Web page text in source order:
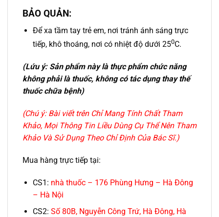
BẢO QUẢN:
Để xa tầm tay trẻ em, nơi tránh ánh sáng trực
tiếp, khô thoáng, nơi có nhiệt độ dưới 250C.​
(Lứu ý: Sản phẩm này là thực phẩm chức năng
không phải là thuốc, không có tác dụng thay thế
thuốc chữa bệnh)
(Chú ý: Bài viết trên Chỉ Mang Tính Chất Tham
Khảo, Mọi Thông Tin Liều Dùng Cụ Thể Nên Tham
Khảo Và Sử Dụng Theo Chỉ Định Của Bác Sĩ.)
Mua hàng trực tiếp tại:
CS1: nhà thuốc – 176 Phùng Hưng – Hà Đông
– Hà Nội
CS2: Số 80B, Nguyễn Công Trứ, Hà Đông, Hà